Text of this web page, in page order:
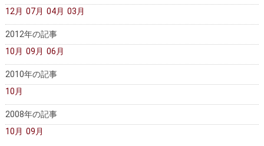
12月 07月 04月 03月
2012年の記事
10月 09月 06月
2010年の記事
10月
2008年の記事
10月 09月